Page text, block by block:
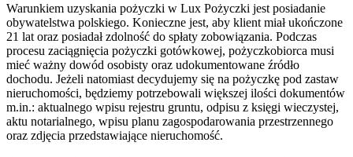
Warunkiem uzyskania pożyczki w Lux Pożyczki jest posiadanie
obywatelstwa polskiego. Konieczne jest, aby klient miał ukończone
21 lat oraz posiadał zdolność do spłaty zobowiązania. Podczas
procesu zaciągnięcia pożyczki gotówkowej, pożyczkobiorca musi
mieć ważny dowód osobisty oraz udokumentowane źródło
dochodu. Jeżeli natomiast decydujemy się na pożyczkę pod zastaw
nieruchomości, będziemy potrzebowali większej ilości dokumentów
m.in.: aktualnego wpisu rejestru gruntu, odpisu z księgi wieczystej,
aktu notarialnego, wpisu planu zagospodarowania przestrzennego
oraz zdjęcia przedstawiające nieruchomość.